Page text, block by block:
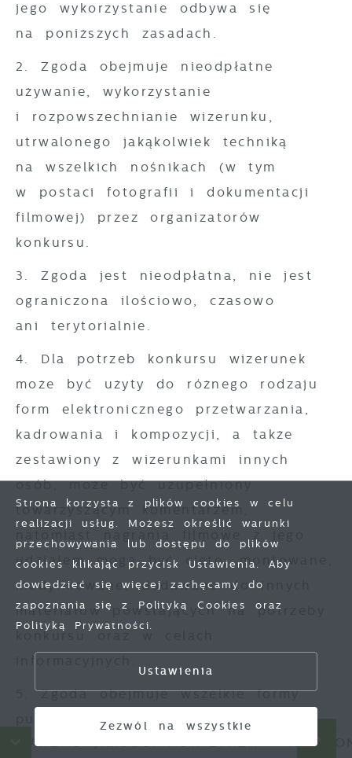
jego wykorzystanie odbywa się
na poniższych zasadach.
2. Zgoda obejmuje nieodpłatne
używanie, wykorzystanie
i rozpowszechnianie wizerunku,
utrwalonego jakąkolwiek techniką
na wszelkich nośnikach (w tym
w postaci fotografii i dokumentacji
filmowej) przez organizatorów
konkursu.
3. Zgoda jest nieodpłatna, nie jest
ograniczona ilościowo, czasowo
ani terytorialnie.
4. Dla potrzeb konkursu wizerunek
może być użyty do różnego rodzaju
form elektronicznego przetwarzania,
kadrowania i kompozycji, a także
zestawiony z wizerunkami innych
osób, może być uzupełniony
towarzyszącym komentarzem,
udziałem mogą być cięte, montowane,
modyfikowane, dodawane do innych
materiałów powstających na potrzeby
konkursu oraz w celach
5. Zgoda obejmuje wszelkie formy
publikacji, w szczególności
rozpowszechnianie w Internecie (w
O JAKOŚCI POWIETRZA
Strona korzysta z plików cookies w celu
realizacji usług. Możesz określić warunki
przechowywania lub dostępu do plików
cookies klikając przycisk Ustawienia. Aby
dowiedzieć się więcej zachęcamy do
zapoznania się z Polityką Cookies oraz
Polityką Prywatności.
Ustawienia
Zezwól na wszystkie
Zapisz wybrane
Zezwól na wszystkie